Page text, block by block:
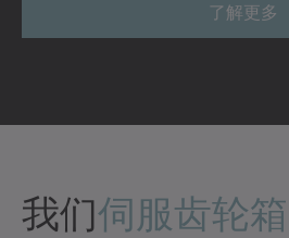
了解更多
我们伺服齿轮箱